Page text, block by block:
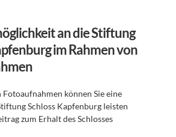
an die Stiftung
im Rahmen von
Fotoaufnahmen können Sie eine
Schloss Kapfenburg leisten
zum Erhalt des Schlosses